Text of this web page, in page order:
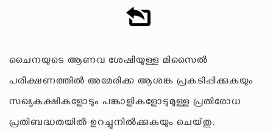
ചൈനയുടെ ആണവ ശേഷിയുള്ള മിസൈൽ
പരീക്ഷണത്തിൽ അമേരിക്ക ആശങ്ക പ്രകടിപ്പിക്കുകയും
സഖ്യകക്ഷികളോടും പങ്കാളികളോടുമുള്ള പ്രതിരോധ
പ്രതിബദ്ധതയിൽ ഉറച്ചുനിൽക്കുകയും ചെയ്തു.